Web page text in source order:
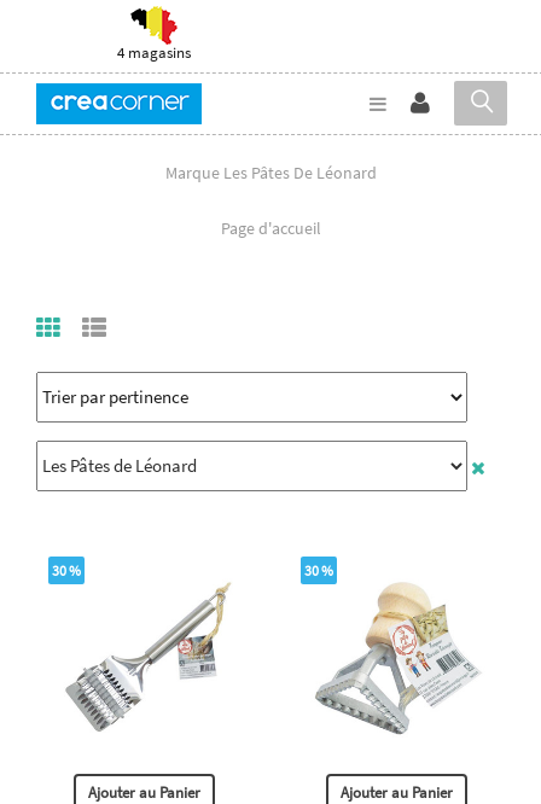
4 magasins
Marque Les Pâtes De Léonard
Page d'accueil
30 %
Ajouter au Panier
30 %
Ajouter au Panier